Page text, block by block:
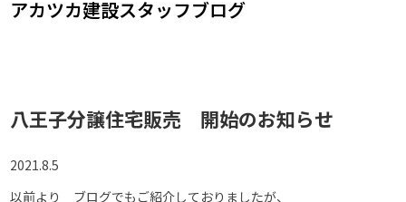
アカツカ建設スタッフブログ
八王子分譲住宅販売 開始のお知らせ
2021.8.5
以前より ブログでもご紹介しておりましたが、